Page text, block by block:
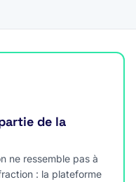
de la
ne ressemble pas à
: la plateforme